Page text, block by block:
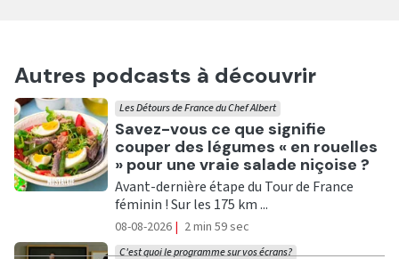
Autres podcasts à découvrir
Ecouter
Savez-vous ce que signifie
couper des légumes « en rouelles
» pour une vraie salade niçoise ?
Les Détours de France du Chef Albert
Avant-dernière étape du Tour de France
féminin ! Sur les 175 km ...
08-08-2026 | 2 min 59 sec
C'est quoi le programme sur vos écrans?